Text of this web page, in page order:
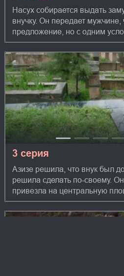
Насух собирается выдать
внучку. Он передает мужчине,
предложение, но с одним
Миран заявляет, что намерен
3 серия
Азизе решила, что внук был
решила сделать по-своему.
привезла на центральную
автомобиля. После этого она